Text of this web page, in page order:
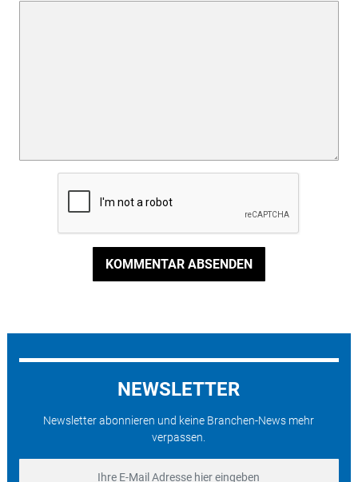
KOMMENTAR ABSENDEN
NEWSLETTER
Newsletter abonnieren und keine Branchen-News mehr
verpassen.